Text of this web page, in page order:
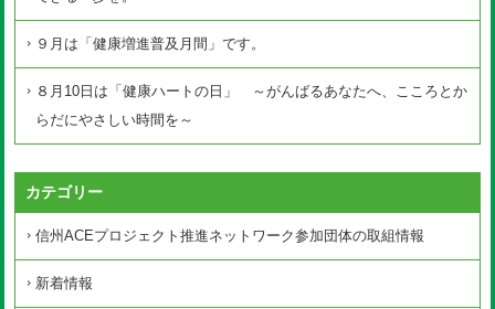
９月は「健康増進普及月間」です。
８月10日は「健康ハートの日」 ～がんばるあなたへ、こころとか
らだにやさしい時間を～
カテゴリー
信州ACEプロジェクト推進ネットワーク参加団体の取組情報
新着情報